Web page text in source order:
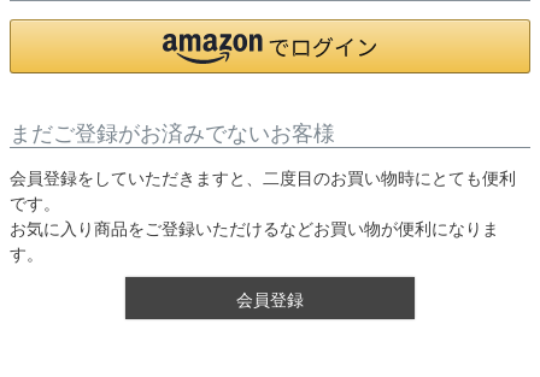
まだご登録がお済みでないお客様
会員登録をしていただきますと、二度目のお買い物時にとても便利
です。
お気に入り商品をご登録いただけるなどお買い物が便利になりま
す。
会員登録